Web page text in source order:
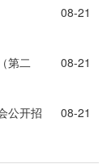
08-21
第二
08-21
公开招
08-21